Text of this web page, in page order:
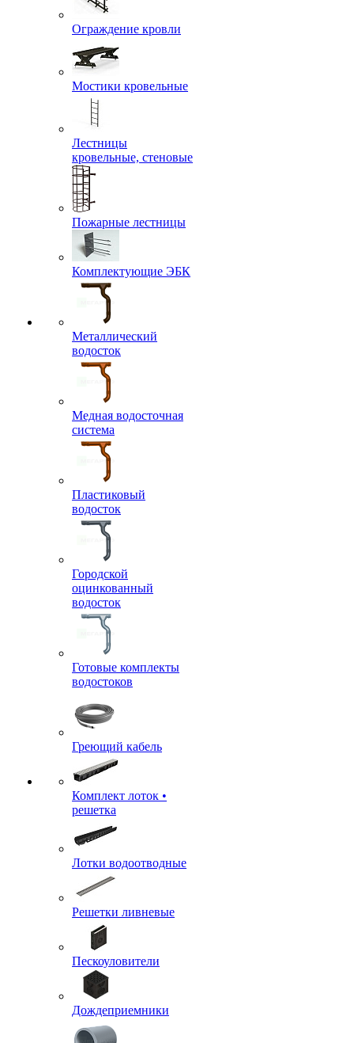
Ограждение кровли
Мостики кровельные
Лестницы
кровельные, стеновые
Пожарные лестницы
Комплектующие ЭБК
Металлический
водосток
Медная водосточная
система
Пластиковый
водосток
Городской
оцинкованный
водосток
Готовые комплекты
водостоков
Греющий кабель
Комплект лоток •
решетка
Лотки водоотводные
Решетки ливневые
Пескоуловители
Дождеприемники